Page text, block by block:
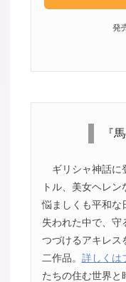
発
『
ギリシャ神話に
トル、美女ヘレ
悩ましくも平和な
失われた中で、守
つづけるアキレス
二作品。 詳しくは
たちの住む世界と